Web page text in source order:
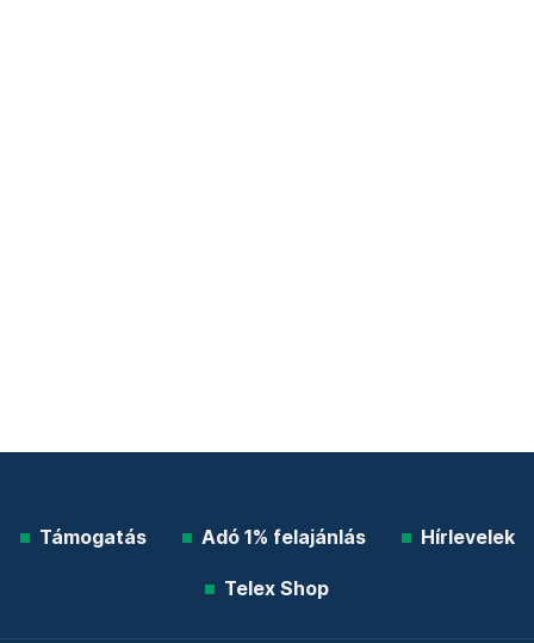
Támogatás Adó 1% felajánlás Hírlevelek
Telex Shop